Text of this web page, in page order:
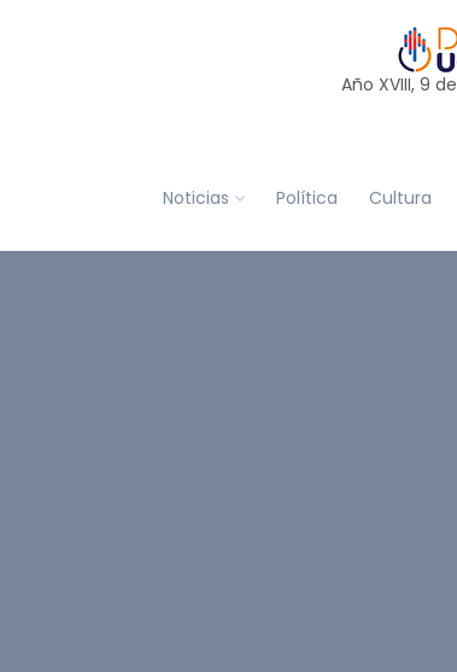
Año XVIII, 9 de
Noticias Política Cultura